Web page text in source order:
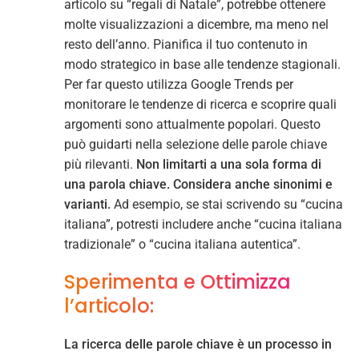
articolo su “regali di Natale”, potrebbe ottenere
molte visualizzazioni a dicembre, ma meno nel
resto dell’anno. Pianifica il tuo contenuto in
modo strategico in base alle tendenze stagionali.
Per far questo utilizza Google Trends per
monitorare le tendenze di ricerca e scoprire quali
argomenti sono attualmente popolari. Questo
può guidarti nella selezione delle parole chiave
più rilevanti. Non limitarti a una sola forma di
una parola chiave. Considera anche sinonimi e
varianti. Ad esempio, se stai scrivendo su “cucina
italiana”, potresti includere anche “cucina italiana
tradizionale” o “cucina italiana autentica”.
Sperimenta e Ottimizza
l’articolo:
La ricerca delle parole chiave è un processo in